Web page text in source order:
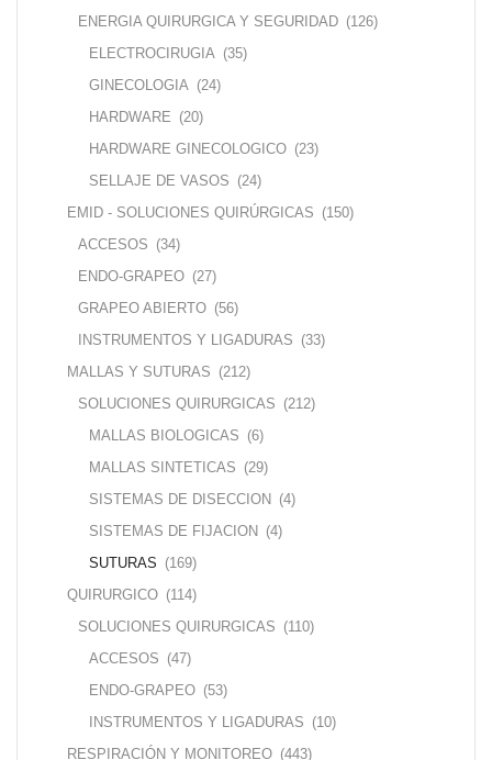
ENERGIA QUIRURGICA Y SEGURIDAD (126)
ELECTROCIRUGIA (35)
GINECOLOGIA (24)
HARDWARE (20)
HARDWARE GINECOLOGICO (23)
SELLAJE DE VASOS (24)
EMID - SOLUCIONES QUIRÚRGICAS (150)
ACCESOS (34)
ENDO-GRAPEO (27)
GRAPEO ABIERTO (56)
INSTRUMENTOS Y LIGADURAS (33)
MALLAS Y SUTURAS (212)
SOLUCIONES QUIRURGICAS (212)
MALLAS BIOLOGICAS (6)
MALLAS SINTETICAS (29)
SISTEMAS DE DISECCION (4)
SISTEMAS DE FIJACION (4)
SUTURAS (169)
QUIRURGICO (114)
SOLUCIONES QUIRURGICAS (110)
ACCESOS (47)
ENDO-GRAPEO (53)
INSTRUMENTOS Y LIGADURAS (10)
RESPIRACIÓN Y MONITOREO (443)